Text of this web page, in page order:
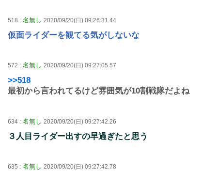
518 : 名無し 2020/09/20(日) 09:26:31.44
仮面ライダーを観てる気がしないな
572 : 名無し 2020/09/20(日) 09:27:05.57
>>518
最初から言われてるけど雰囲気が10割戦隊だよね
634 : 名無し 2020/09/20(日) 09:27:42.26
３人目ライダー出すの早過ぎたと思う
635 : 名無し 2020/09/20(日) 09:27:42.78